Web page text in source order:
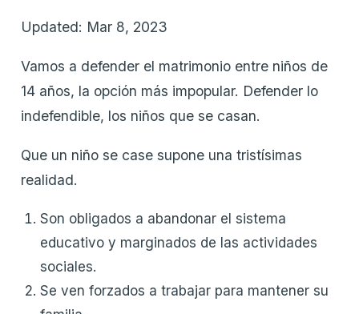
Updated: Mar 8, 2023
Vamos a defender el matrimonio entre niños de
14 años, la opción más impopular. Defender lo
indefendible, los niños que se casan.
Que un niño se case supone una tristísimas
realidad.
Son obligados a abandonar el sistema
educativo y marginados de las actividades
sociales.
Se ven forzados a trabajar para mantener su